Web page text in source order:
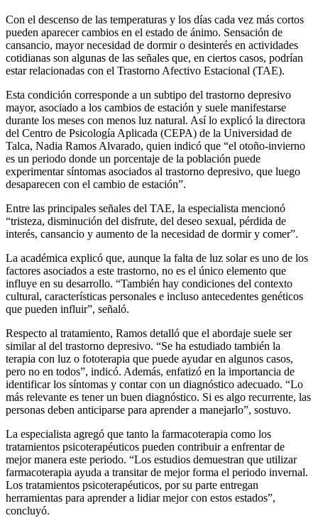
Con el descenso de las temperaturas y los días cada vez más cortos
pueden aparecer cambios en el estado de ánimo. Sensación de
cansancio, mayor necesidad de dormir o desinterés en actividades
cotidianas son algunas de las señales que, en ciertos casos, podrían
estar relacionadas con el Trastorno Afectivo Estacional (TAE).
Esta condición corresponde a un subtipo del trastorno depresivo
mayor, asociado a los cambios de estación y suele manifestarse
durante los meses con menos luz natural. Así lo explicó la directora
del Centro de Psicología Aplicada (CEPA) de la Universidad de
Talca, Nadia Ramos Alvarado, quien indicó que “el otoño-invierno
es un periodo donde un porcentaje de la población puede
experimentar síntomas asociados al trastorno depresivo, que luego
desaparecen con el cambio de estación”.
Entre las principales señales del TAE, la especialista mencionó
“tristeza, disminución del disfrute, del deseo sexual, pérdida de
interés, cansancio y aumento de la necesidad de dormir y comer”.
La académica explicó que, aunque la falta de luz solar es uno de los
factores asociados a este trastorno, no es el único elemento que
influye en su desarrollo. “También hay condiciones del contexto
cultural, características personales e incluso antecedentes genéticos
que pueden influir”, señaló.
Respecto al tratamiento, Ramos detalló que el abordaje suele ser
similar al del trastorno depresivo. “Se ha estudiado también la
terapia con luz o fototerapia que puede ayudar en algunos casos,
pero no en todos”, indicó. Además, enfatizó en la importancia de
identificar los síntomas y contar con un diagnóstico adecuado. “Lo
más relevante es tener un buen diagnóstico. Si es algo recurrente, las
personas deben anticiparse para aprender a manejarlo”, sostuvo.
La especialista agregó que tanto la farmacoterapia como los
tratamientos psicoterapéuticos pueden contribuir a enfrentar de
mejor manera este periodo. “Los estudios demuestran que utilizar
farmacoterapia ayuda a transitar de mejor forma el periodo invernal.
Los tratamientos psicoterapéuticos, por su parte entregan
herramientas para aprender a lidiar mejor con estos estados”,
concluyó.